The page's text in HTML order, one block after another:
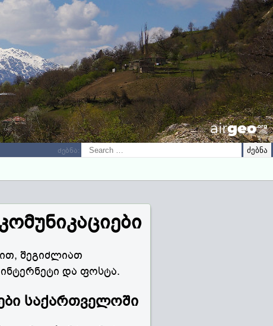
airGEO.oRg
ძებნა:
შეგიძლიათ
და ფოსტა.
საქართველოში